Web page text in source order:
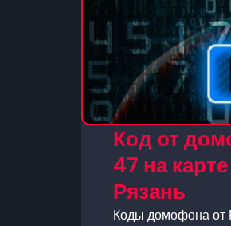
Код от
47 на
Рязань
Коды домофона от